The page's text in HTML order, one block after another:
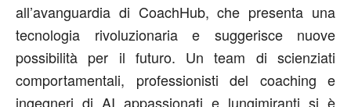
all’avanguardia di CoachHub, che presenta una
tecnologia rivoluzionaria e suggerisce nuove
possibilità per il futuro. Un team di scienziati
comportamentali, professionisti del coaching e
ingegneri di AI appassionati e lungimiranti si è